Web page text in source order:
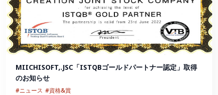
MIICHISOFT,.JSC「ISTQBゴールドパートナー認定」取得
のお知らせ
#ニュース #資格&賞